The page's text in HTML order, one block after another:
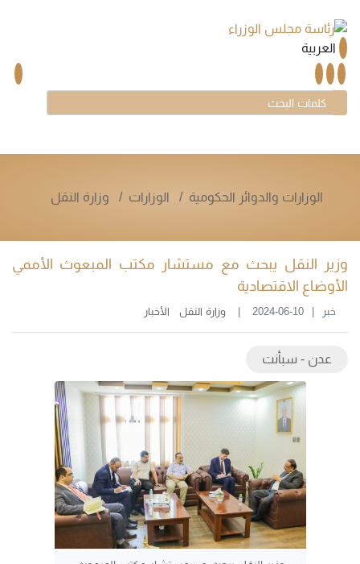
العربية
الوزارات والدوائر الحكومية الوزارات وزارة النقل
وزير النقل يبحث مع مستشار مكتب المبعوث الأممي
الأوضاع الاقتصادية
خبر 2024-06-10 وزارة النقل الأخبار
عدن - سبأنت